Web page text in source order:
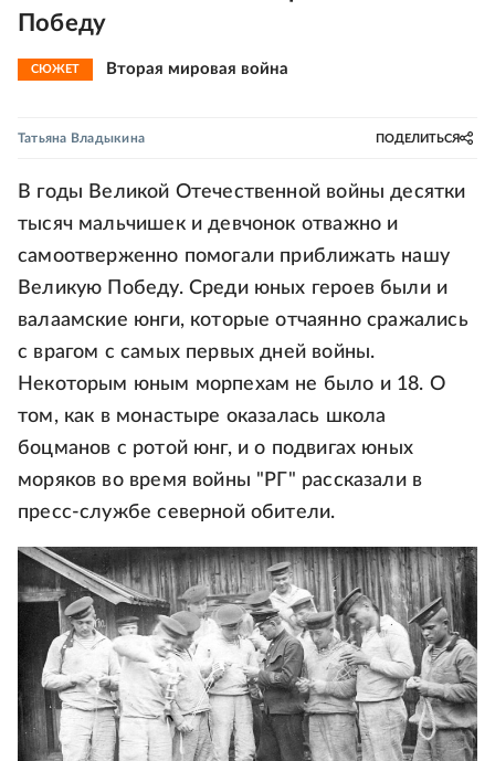
Победу
СЮЖЕТ Вторая мировая война
Татьяна Владыкина ПОДЕЛИТЬСЯ
В годы Великой Отечественной войны десятки
тысяч мальчишек и девчонок отважно и
самоотверженно помогали приближать нашу
Великую Победу. Среди юных героев были и
валаамские юнги, которые отчаянно сражались
с врагом с самых первых дней войны.
Некоторым юным морпехам не было и 18. О
том, как в монастыре оказалась школа
боцманов с ротой юнг, и о подвигах юных
моряков во время войны "РГ" рассказали в
пресс-службе северной обители.